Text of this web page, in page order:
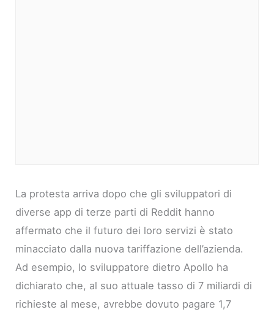
La protesta arriva dopo che gli sviluppatori di
diverse app di terze parti di Reddit hanno
affermato che il futuro dei loro servizi è stato
minacciato dalla nuova tariffazione dell’azienda.
Ad esempio, lo sviluppatore dietro Apollo ha
dichiarato che, al suo attuale tasso di 7 miliardi di
richieste al mese, avrebbe dovuto pagare 1,7